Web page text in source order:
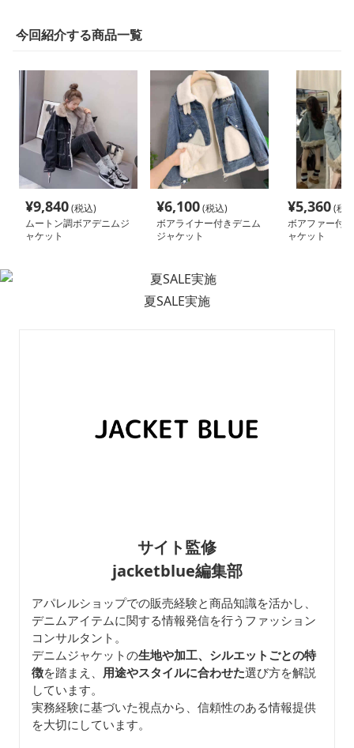
今回紹介する商品一覧
¥9,840(税込)
ムートン調ボアデニムジ
ャケット
¥6,100(税込)
ボアライナー付きデニム
ジャケット
¥5,360(税
ボアファー付
ャケット
夏SALE実施
サイト監修
jacketblue編集部
アパレルショップでの販売経験と商品知識を活かし、
デニムアイテムに関する情報発信を行うファッション
コンサルタント。
デニムジャケットの生地や加工、シルエットごとの特
徴を踏まえ、 用途やスタイルに合わせた選び方を解説
しています。
実務経験に基づいた視点から、信頼性のある情報提供
を大切にしています。